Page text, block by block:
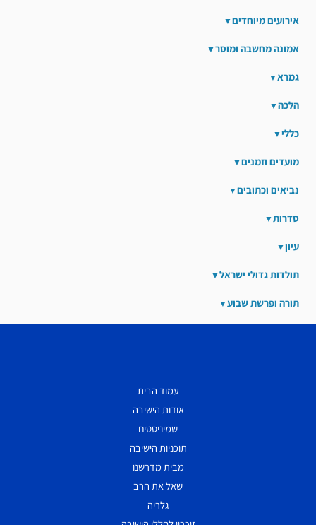
אירועים מיוחדים
אמונה מחשבה ומוסר
גמרא
הלכה
כללי
מועדים וזמנים
נביאים וכתובים
סדרות
עיון
תולדות גדולי ישראל
תורה ופרשת שבוע
עמוד הבית
אודות הישיבה
שמיניסטים
תוכניות הישיבה
מבית מדרשנו
שאל את הרב
גלריה